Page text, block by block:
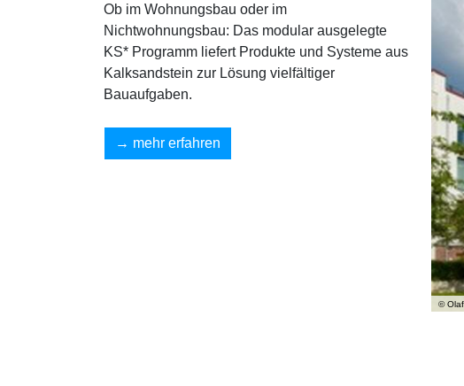
©
Ob im Wohnungsbau oder im
Nichtwohnungsbau: Das modular ausgelegte
KS* Programm liefert Produkte und Systeme aus
Kalksandstein zur Lösung vielfältiger
Bauaufgaben.
mehr erfahren